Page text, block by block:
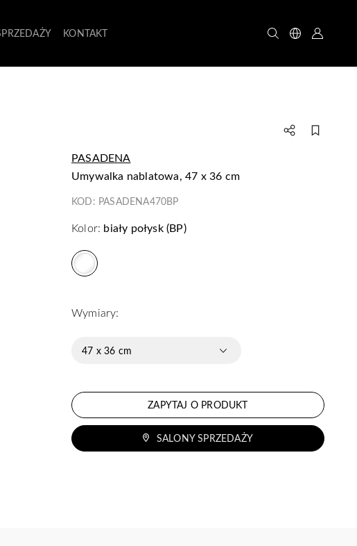
KONTAKT
PASADENA
umywalka nablatowa, 47 x 36 cm
KOD: PASADENA470BP
Kolor: biały połysk (BP)
Wymiary:
47 x 36 cm
ZAPYTAJ O PRODUKT
SALONY SPRZEDAŻY